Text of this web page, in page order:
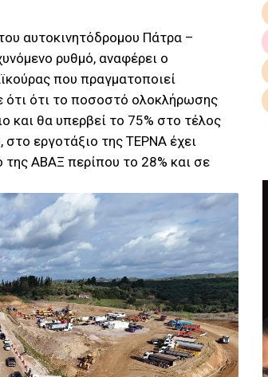
αυτοκινητόδρομου Πάτρα –
ρυθμό, αναφέρει ο
που πραγματοποιεί
ότι ότι το ποσοστό ολοκλήρωσης
και θα υπερβεί το 75% στο τέλος
εργοτάξιο της ΤΕΡΝΑ έχει
ΑΒΑΞ περίπου το 28% και σε